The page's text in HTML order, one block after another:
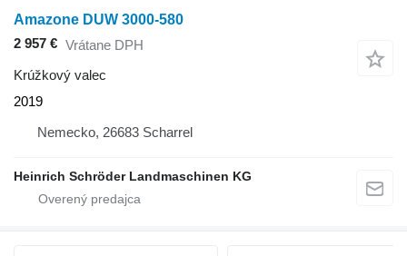
Amazone DUW 3000-580
2 957 € Vrátane DPH
Krúžkový valec
2019
Nemecko, 26683 Scharrel
Heinrich Schröder Landmaschinen KG